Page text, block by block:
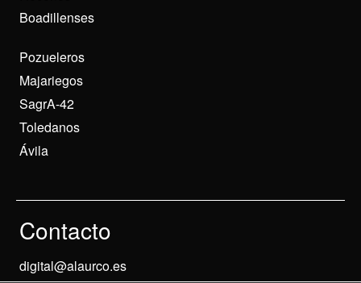
Boadillenses
Pozueleros
Majariegos
SagrA-42
Toledanos
Ávila
Contacto
digital@alaurco.es